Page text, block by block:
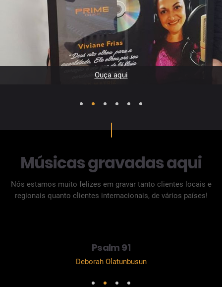
Ouça aqui
1 2 3 4 5 6
Músicas gravadas aqui
Nós estamos muito felizes em gravar tanto clientes locais e
regionais quanto clientes internacionais, de vários países!
Psalm 91
Deborah Olatunbusun
1 2 3 4